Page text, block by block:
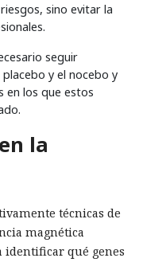
sino evitar la
seguir
y el nocebo y
en los que estos
la
técnicas de
magnética
identificar qué genes